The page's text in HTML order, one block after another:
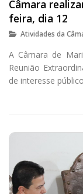
Câmara
feira, dia 12
Atividades da
A Câmara de
Reunião
de interesse